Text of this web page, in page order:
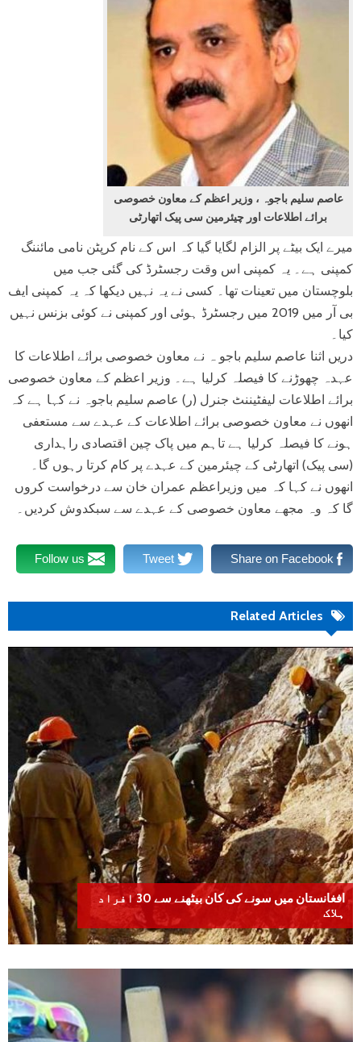
عاصم سلیم باجوہ ، وزیر اعظم کے معاون خصوصی
برائے اطلاعات اور چیئرمین سی پیک اتھارٹی
میرے ایک بیٹے پر الزام لگایا گیا کہ اس کے نام کرپٹن نامی مائننگ
کمپنی ہے۔ یہ کمپنی اس وقت رجسٹرڈ کی گئی جب میں
بلوچستان میں تعینات تھا۔ کسی نے یہ نہیں دیکھا کہ یہ کمپنی ایف
بی آر میں 2019 میں رجسٹرڈ ہوئی اور کمپنی نے کوئی بزنس نہیں
کیا۔
دریں اثنا عاصم سلیم باجو ہ نے معاون خصوصی برائے اطلاعات کا
عہدہ چھوڑنے کا فیصلہ کرلیا ہے۔ وزیر اعظم کے معاون خصوصی
برائے اطلاعات لیفٹیننٹ جنرل (ر) عاصم سلیم باجوہ نے کہا ہے کہ
انھوں نے معاون خصوصی برائے اطلاعات کے عہدے سے مستعفی
ہونے کا فیصلہ کرلیا ہے تاہم میں پاک چین اقتصادی راہداری
(سی پیک) اتھارٹی کے چیئرمین کے عہدے پر کام کرتا رہوں گا۔
انھوں نے کہا کہ میں وزیراعظم عمران خان سے درخواست کروں
گا کہ وہ مجھے معاون خصوصی کے عہدے سے سبکدوش کردیں۔
Share on Facebook
Tweet
Follow us
Related Articles
افغانستان میں سونے کی کان بیٹھنے سے 30 افراد
ہلاک